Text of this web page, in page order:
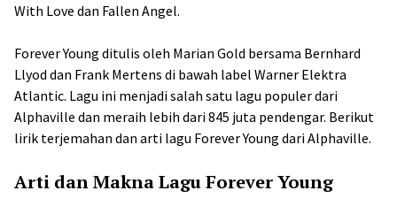
With Love dan Fallen Angel.
Forever Young ditulis oleh Marian Gold bersama Bernhard
Llyod dan Frank Mertens di bawah label Warner Elektra
Atlantic. Lagu ini menjadi salah satu lagu populer dari
Alphaville dan meraih lebih dari 845 juta pendengar. Berikut
lirik terjemahan dan arti lagu Forever Young dari Alphaville.
Arti dan Makna Lagu Forever Young